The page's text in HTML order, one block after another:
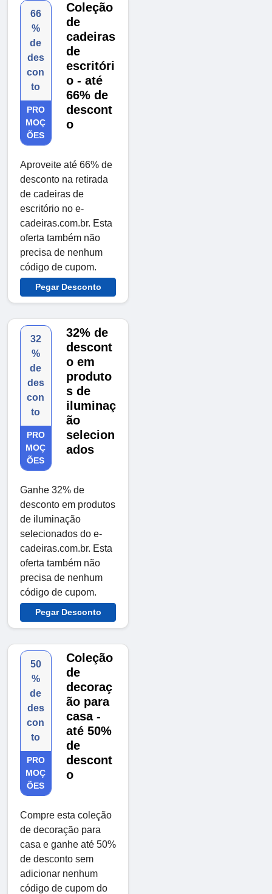
66
%
de
des
con
to
PRO
MOÇ
ÕES
Coleção
de
cadeiras
de
escritóri
o - até
66% de
descont
o
Aproveite até 66% de
desconto na retirada
de cadeiras de
escritório no e-
cadeiras.com.br. Esta
oferta também não
precisa de nenhum
código de cupom.
Pegar Desconto
32
%
de
des
con
to
PRO
MOÇ
ÕES
32% de
descont
o em
produto
s de
iluminaç
ão
selecion
ados
Ganhe 32% de
desconto em produtos
de iluminação
selecionados do e-
cadeiras.com.br. Esta
oferta também não
precisa de nenhum
código de cupom.
Pegar Desconto
50
%
de
des
con
to
PRO
MOÇ
ÕES
Coleção
de
decoraç
ão para
casa -
até 50%
de
descont
o
Compre esta coleção
de decoração para
casa e ganhe até 50%
de desconto sem
adicionar nenhum
código de cupom do